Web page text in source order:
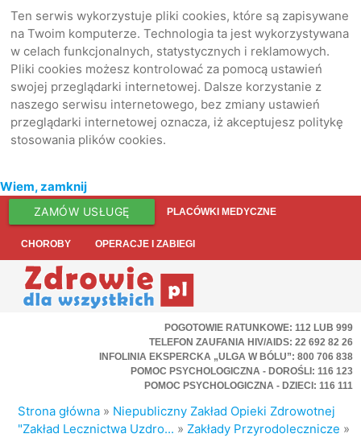
Ten serwis wykorzystuje pliki cookies, które są zapisywane
na Twoim komputerze. Technologia ta jest wykorzystywana
w celach funkcjonalnych, statystycznych i reklamowych.
Pliki cookies możesz kontrolować za pomocą ustawień
swojej przeglądarki internetowej. Dalsze korzystanie z
naszego serwisu internetowego, bez zmiany ustawień
przeglądarki internetowej oznacza, iż akceptujesz politykę
stosowania plików cookies.
Wiem, zamknij
ZAMÓW USŁUGĘ PLACÓWKI MEDYCZNE
CHOROBY OPERACJE I ZABIEGI
POGOTOWIE RATUNKOWE: 112 LUB 999
TELEFON ZAUFANIA HIV/AIDS: 22 692 82 26
INFOLINIA EKSPERCKA „ULGA W BÓLU”: 800 706 838
POMOC PSYCHOLOGICZNA - DOROŚLI: 116 123
POMOC PSYCHOLOGICZNA - DZIECI: 116 111
Strona główna » Niepubliczny Zakład Opieki Zdrowotnej
"Zakład Lecznictwa Uzdro... »Zakłady Przyrodolecznicze »